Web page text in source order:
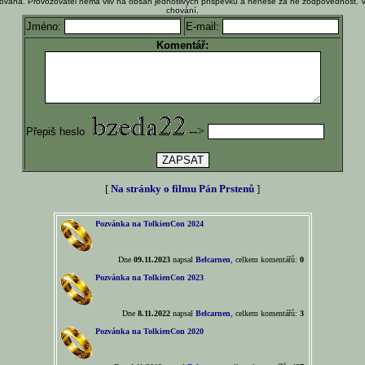
chování.
Jméno:
E-mail:
Komentář:
Přepiš heslo -->
[ Na stránky o filmu Pán Prstenů ]
Pozvánka na TolkienCon 2024
Dne 09.11.2023napsal Belcarnen , celkem komentářů: 0
Pozvánka na TolkienCon 2023
Dne 8.11.2022napsal Belcarnen , celkem komentářů: 3
Pozvánka na TolkienCon 2020